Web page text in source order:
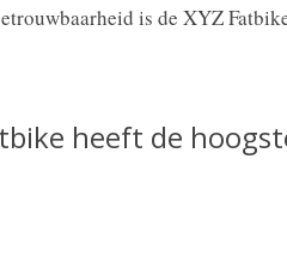
is de XYZ
heeft de